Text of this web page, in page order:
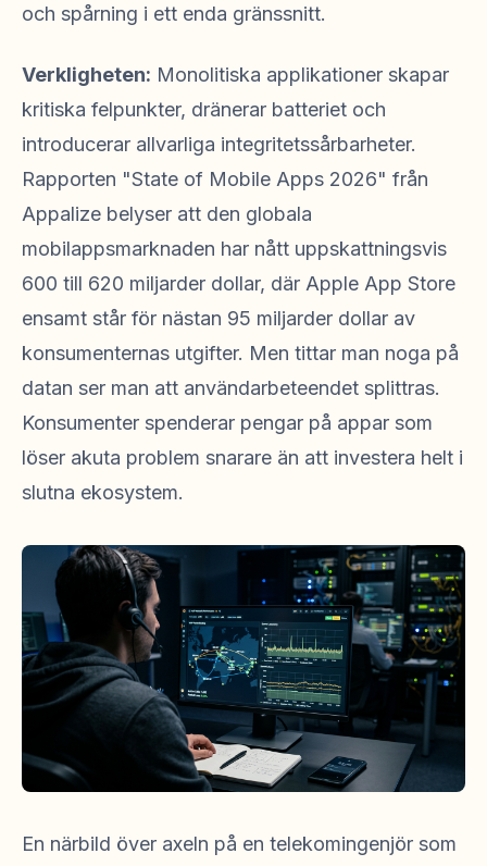
och spårning i ett enda gränssnitt.
Verkligheten: Monolitiska applikationer skapar
kritiska felpunkter, dränerar batteriet och
introducerar allvarliga integritetssårbarheter.
Rapporten "State of Mobile Apps 2026" från
Appalize belyser att den globala
mobilappsmarknaden har nått uppskattningsvis
600 till 620 miljarder dollar, där Apple App Store
ensamt står för nästan 95 miljarder dollar av
konsumenternas utgifter. Men tittar man noga på
datan ser man att användarbeteendet splittras.
Konsumenter spenderar pengar på appar som
löser akuta problem snarare än att investera helt i
slutna ekosystem.
En närbild över axeln på en telekomingenjör som